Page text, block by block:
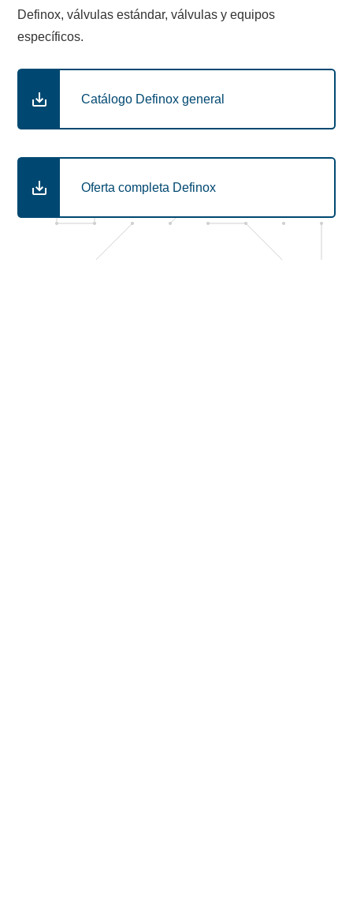
Definox, válvulas estándar, válvulas y equipos
específicos.
Catálogo Definox general
Oferta completa Definox